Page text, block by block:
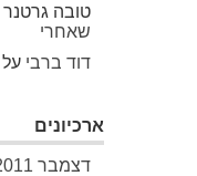
טובה גרטנר
שאחרי
דוד ברבי על
ארכיונים
דצמבר 2011